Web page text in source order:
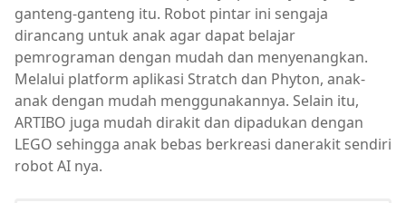
ganteng-ganteng itu. Robot pintar ini sengaja
dirancang untuk anak agar dapat belajar
pemrograman dengan mudah dan menyenangkan.
Melalui platform aplikasi Stratch dan Phyton, anak-
anak dengan mudah menggunakannya. Selain itu,
ARTIBO juga mudah dirakit dan dipadukan dengan
LEGO sehingga anak bebas berkreasi danerakit sendiri
robot AI nya.